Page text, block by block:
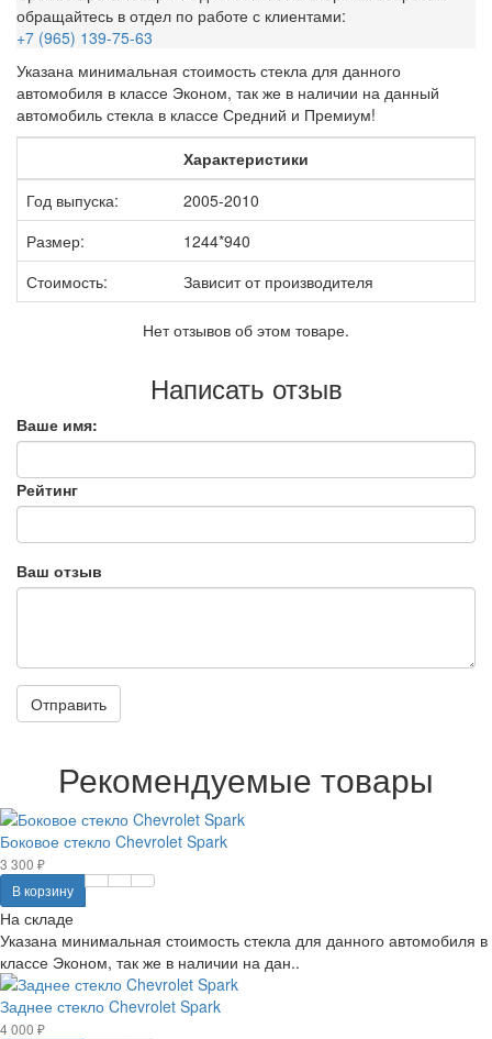
обращайтесь в отдел по работе с клиентами:
+7 (965) 139-75-63
Указана минимальная стоимость стекла для данного
автомобиля в классе Эконом, так же в наличии на данный
автомобиль стекла в классе Средний и Премиум!
Характеристики
Год выпуска:
2005-2010
Размер:
1244*940
Стоимость:
Зависит от производителя
Нет отзывов об этом товаре.
Написать отзыв
Ваше имя:
Рейтинг
Ваш отзыв
Отправить
Рекомендуемые товары
Боковое стекло Chevrolet Spark
3 300 ₽
В корзину
На складе
Указана минимальная стоимость стекла для данного автомобиля в
классе Эконом, так же в наличии на дан..
Заднее стекло Chevrolet Spark
4 000 ₽